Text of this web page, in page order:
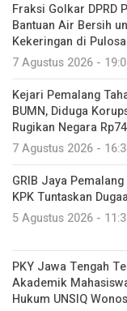
Fraksi Golkar DPRD
Bantuan Air Bersih
Kekeringan di
7 Agustus 2026 -
Kejari Pemalang
BUMN, Diduga
Rugikan Negara
7 Agustus 2026 -
GRIB Jaya
KPK Tuntaskan
5 Agustus 2026 -
PKY Jawa Tengah
Akademik
Hukum UNSIQ